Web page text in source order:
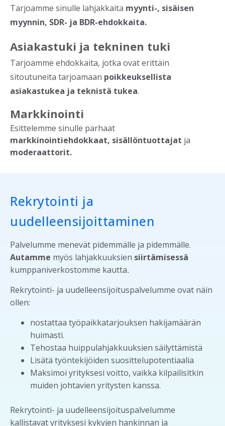
Tarjoamme sinulle lahjakkaita myynti-, sisäisen
myynnin, SDR- ja BDR-ehdokkaita.
Asiakastuki ja tekninen tuki
Tarjoamme ehdokkaita, jotka ovat erittäin
sitoutuneita tarjoamaan poikkeuksellista
asiakastukea ja teknistä tukea.
Markkinointi
Esittelemme sinulle parhaat
markkinointiehdokkaat, sisällöntuottajat ja
moderaattorit.
Rekrytointi ja
uudelleensijoittaminen
Palvelumme menevät pidemmälle ja pidemmälle.
Autamme myös lahjakkuuksien siirtämisessä
kumppaniverkostomme kautta.
Rekrytointi- ja uudelleensijoituspalvelumme ovat näin
ollen:
nostattaa työpaikkatarjouksen hakijamäärän
huimasti.
Tehostaa huippulahjakkuuksien säilyttämistä
Lisätä työntekijöiden suosittelupotentiaalia
Maksimoi yrityksesi voitto, vaikka kilpailisitkin
muiden johtavien yritysten kanssa.
Rekrytointi- ja uudelleensijoituspalvelumme
kallistavat yrityksesi kykyjen hankinnan ja